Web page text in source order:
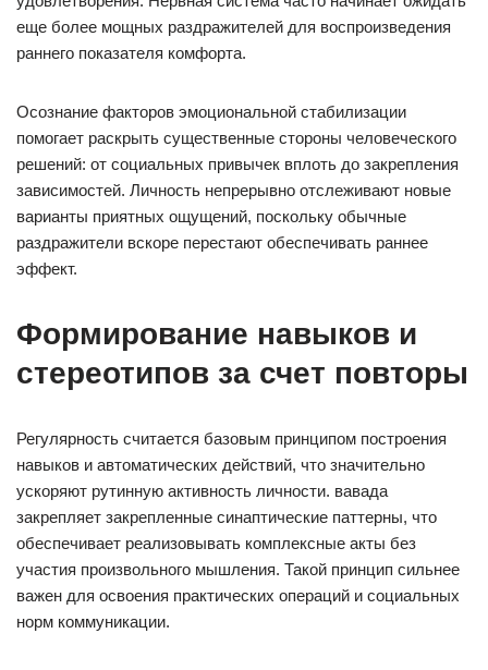
еще более мощных раздражителей для воспроизведения
раннего показателя комфорта.
Осознание факторов эмоциональной стабилизации
помогает раскрыть существенные стороны человеческого
решений: от социальных привычек вплоть до закрепления
зависимостей. Личность непрерывно отслеживают новые
варианты приятных ощущений, поскольку обычные
раздражители вскоре перестают обеспечивать раннее
эффект.
Формирование навыков и
стереотипов за счет повторы
Регулярность считается базовым принципом построения
навыков и автоматических действий, что значительно
ускоряют рутинную активность личности. вавада
закрепляет закрепленные синаптические паттерны, что
обеспечивает реализовывать комплексные акты без
участия произвольного мышления. Такой принцип сильнее
важен для освоения практических операций и социальных
норм коммуникации.